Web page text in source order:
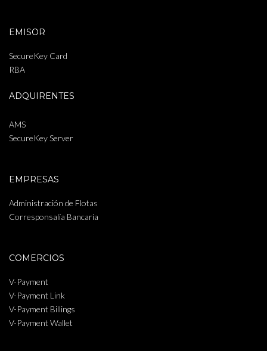
EMISOR
SecureKey Card
RBA
ADQUIRENTES
AMS
SecureKey Server
EMPRESAS
Administración de Flotas
Corresponsalía Bancaria
COMERCIOS
V-Payment
V-Payment Link
V-Payment Billings
V-Payment Wallet